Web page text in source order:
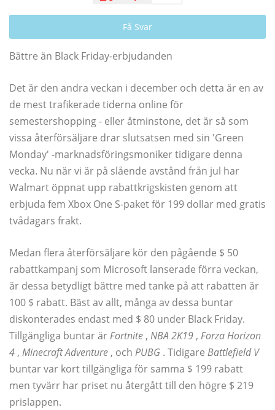
Få Svar
Bättre än Black Friday-erbjudanden
Det är den andra veckan i december och detta är en av
de mest trafikerade tiderna online för
semestershopping - eller åtminstone, det är så som
vissa återförsäljare drar slutsatsen med sin 'Green
Monday' -marknadsföringsmoniker tidigare denna
vecka. Nu när vi är på slående avstånd från jul har
Walmart öppnat upp rabattkrigskisten genom att
erbjuda fem Xbox One S-paket för 199 dollar med gratis
tvådagars frakt.
Medan flera återförsäljare kör den pågående $ 50
rabattkampanj som Microsoft lanserade förra veckan,
är dessa betydligt bättre med tanke på att rabatten är
100 $ rabatt. Bäst av allt, många av dessa buntar
diskonterades endast med $ 80 under Black Friday.
Tillgängliga buntar ärFortnite , NBA 2K19 , Forza Horizon
4 , Minecraft Adventure , och PUBG . Tidigare Battlefield V
buntar var kort tillgängliga för samma $ 199 rabatt
men tyvärr har priset nu återgått till den högre $ 219
prislappen.